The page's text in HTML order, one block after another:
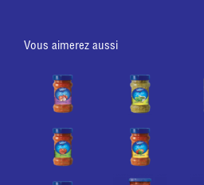
Vous aimerez aussi